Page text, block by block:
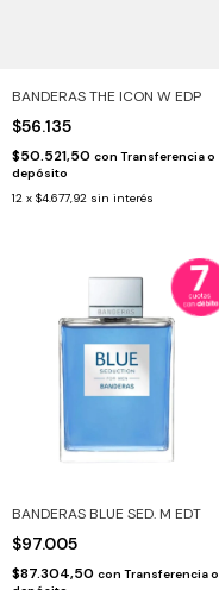
BANDERAS THE ICON W EDP
$56.135
$50.521,50 con Transferencia o
depósito
12 x $4.677,92 sin interés
BANDERAS BLUE SED. M EDT
$97.005
$87.304,50 con Transferencia o